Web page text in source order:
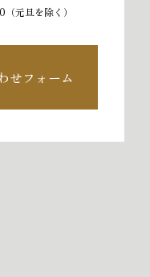
元旦を除く）
せフォーム